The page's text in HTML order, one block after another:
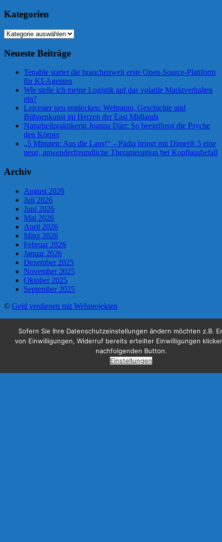
Kategorien
Kategorien
Neueste Beiträge
Tenable startet die branchenweit erste Open-Source-Plattform
für KI-Agenten
Wie stelle ich meine Logistik auf das volatile Marktverhalten
ein?
Leicester neu entdecken: Weltraum, Geschichte und
Bühnenkunst im Herzen der East Midlands
Naturheilpraktikerin Joanna Därr: So beeinflusst die Psyche
den Körper
„5 Minuten: Aus die Laus!“ – Pädia bringt mit Dimet® 5 eine
neue, anwenderfreundliche Therapieoption bei Kopflausbefall
Archiv
August 2026
Juli 2026
Juni 2026
Mai 2026
April 2026
März 2026
Februar 2026
Januar 2026
Dezember 2025
November 2025
Oktober 2025
September 2025
© Geld verdienen mit Webprojekten
Sofern Sie Ihre Datenschutzeinstellungen ändern möchten z.B.
von Einwilligungen, Widerruf bereits erteilter Einwilligungen
nachfolgenden Button.
Einstellungen